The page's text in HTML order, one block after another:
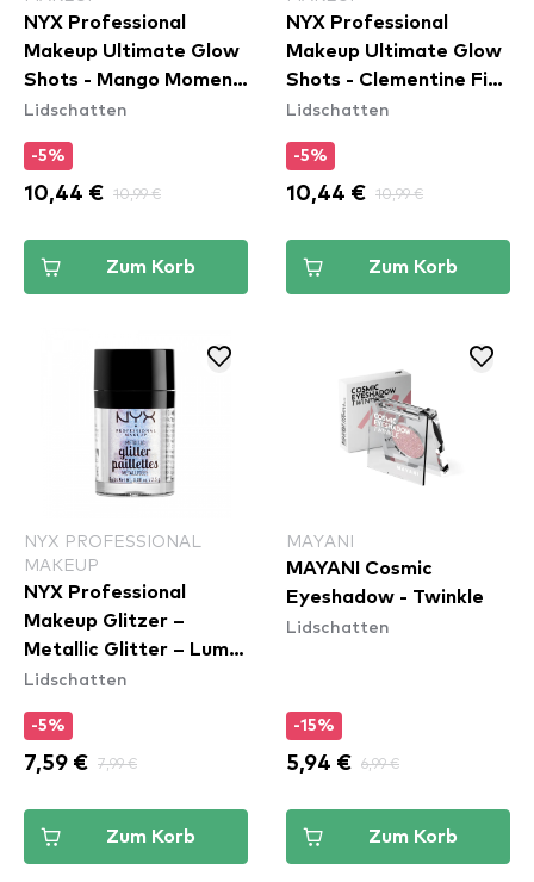
NYX Professional
Makeup Ultimate Glow
Shots - Mango Moment
(UGS09)
Lidschatten
-5%
10,44 € 10,99 €
Zum Korb
NYX Professional
Makeup Ultimate Glow
Shots - Clementine Fine
(UGS011)
Lidschatten
-5%
10,44 € 10,99 €
Zum Korb
NYX PROFESSIONAL
MAKEUP
NYX Professional
Makeup Glitzer –
Metallic Glitter – Lumi-
Lite (MGLI05)
Lidschatten
-5%
7,59 € 7,99 €
Zum Korb
MAYANI
MAYANI Cosmic
Eyeshadow - Twinkle
Lidschatten
-15%
5,94 € 6,99 €
Zum Korb